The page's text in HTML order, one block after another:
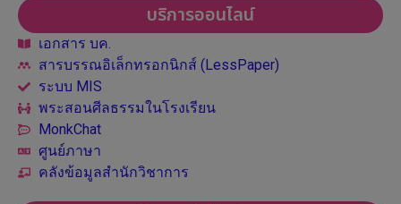
บริการออนไลน์
เอกสาร บค.
สารบรรณอิเล็กทรอกนิกส์ (LessPaper)
ระบบ MIS
พระสอนศีลธรรมในโรงเรียน
MonkChat
ศูนย์ภาษา
คลังข้อมูลสำนักวิชาการ